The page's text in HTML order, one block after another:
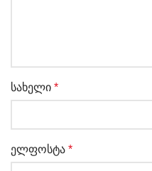
სახელი *
ელფოსტა *